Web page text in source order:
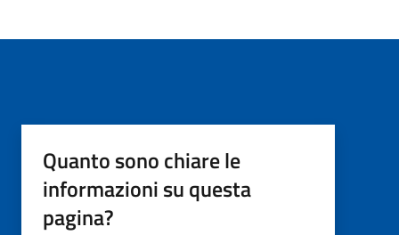
Quanto sono chiare le
informazioni su questa
pagina?